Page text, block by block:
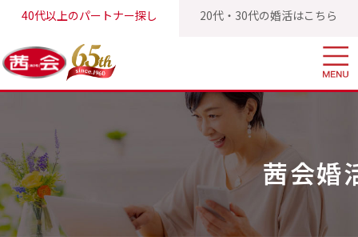
40代以上のパートナー探し 20代・30代の婚活はこちら
茜会TOP 茜会婚活ブログ バツイチ50代男性でも再婚はアリ
茜会婚